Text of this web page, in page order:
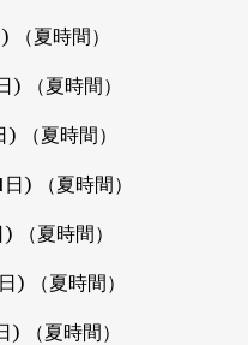
（夏時間）
)
（夏時間）
)
（夏時間）
日)
（夏時間）
)
（夏時間）
)
（夏時間）
)
（夏時間）